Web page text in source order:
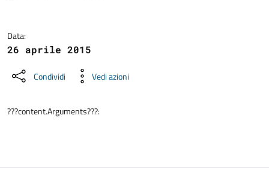
Data:
26 aprile 2015
Condividi Vedi azioni
???content.Arguments???: